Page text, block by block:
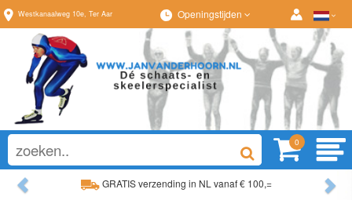
Westkanaalweg 10e, Ter Aar Openingstijden
0
GRATIS verzending in NL vanaf € 100,=
Previous